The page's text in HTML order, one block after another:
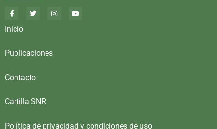
Inicio
Publicaciones
Contacto
Cartilla SNR
Política de privacidad y condiciones de uso